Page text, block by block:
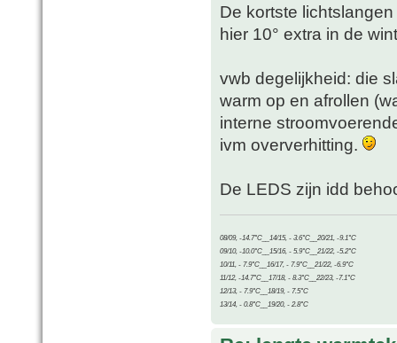
De kortste
hier 10° extra in de
vwb degelijkheid: die
warm op en afrollen
interne
ivm oververhitting.
De LEDS zijn idd
08/09, -14.7°C__14/15, - 3.6°C__20/21, -9.1°C
09/10, -10.0°C__15/16, - 5.9°C__21/22, -5.2°C
10/11, - 7.9°C__16/17, - 7.9°C__21/22, -6.9°C
11/12, -14.7°C__17/18, - 8.3°C__22/23, -7.1°C
12/13, - 7.9°C__18/19, - 7.5°C
13/14, - 0.8°C__19/20, - 2.8°C